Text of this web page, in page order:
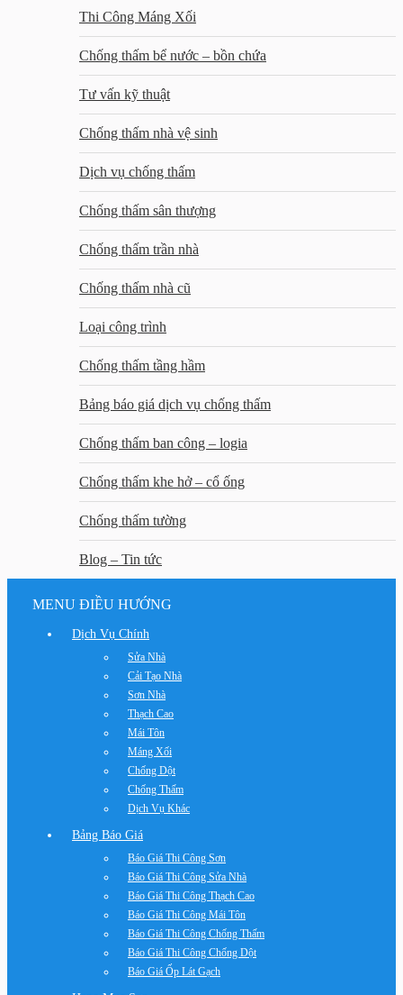
Thi Công Máng Xối
Chống thấm bể nước – bồn chứa
Tư vấn kỹ thuật
Chống thấm nhà vệ sinh
Dịch vụ chống thấm
Chống thấm sân thượng
Chống thấm trần nhà
Chống thấm nhà cũ
Loại công trình
Chống thấm tầng hầm
Bảng báo giá dịch vụ chống thấm
Chống thấm ban công – logia
Chống thấm khe hở – cổ ống
Chống thấm tường
Blog – Tin tức
MENU ĐIỀU HƯỚNG
Dịch Vụ Chính
Sửa Nhà
Cải Tạo Nhà
Sơn Nhà
Thạch Cao
Mái Tôn
Máng Xối
Chống Dột
Chống Thấm
Dịch Vụ Khác
Bảng Báo Giá
Báo Giá Thi Công Sơn
Báo Giá Thi Công Sửa Nhà
Báo Giá Thi Công Thạch Cao
Báo Giá Thi Công Mái Tôn
Báo Giá Thi Công Chống Thấm
Báo Giá Thi Công Chống Dột
Báo Giá Ốp Lát Gạch